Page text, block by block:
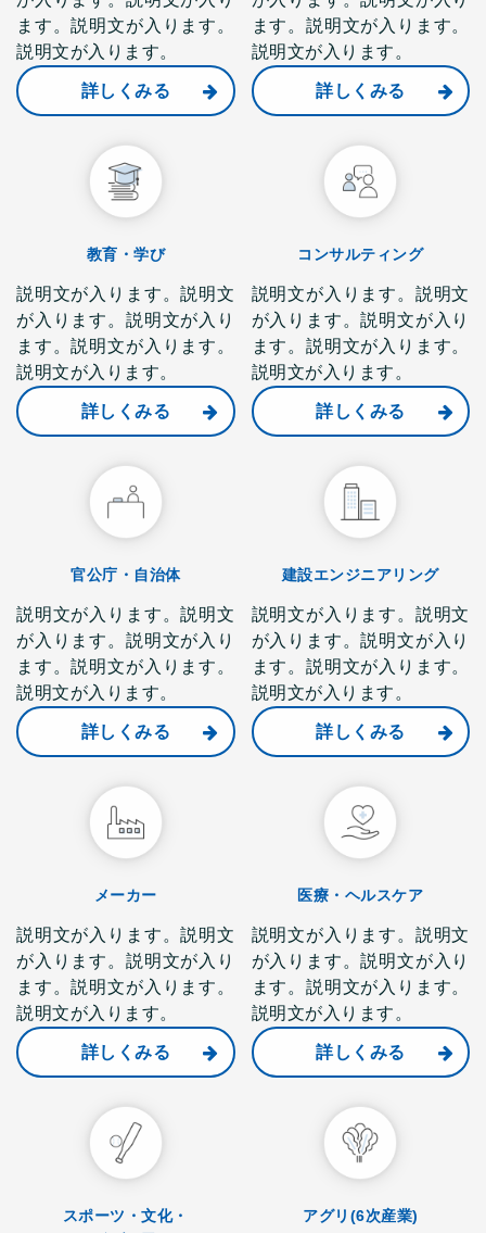
ます。説明文が入ります。
説明文が入ります。
詳しくみる
ます。説明文が入ります。
説明文が入ります。
詳しくみる
教育・学び
説明文が入ります。説明文
が入ります。説明文が入り
ます。説明文が入ります。
説明文が入ります。
詳しくみる
コンサルティング
説明文が入ります。説明文
が入ります。説明文が入り
ます。説明文が入ります。
説明文が入ります。
詳しくみる
官公庁・自治体
説明文が入ります。説明文
が入ります。説明文が入り
ます。説明文が入ります。
説明文が入ります。
詳しくみる
建設エンジニアリング
説明文が入ります。説明文
が入ります。説明文が入り
ます。説明文が入ります。
説明文が入ります。
詳しくみる
メーカー
説明文が入ります。説明文
が入ります。説明文が入り
ます。説明文が入ります。
説明文が入ります。
詳しくみる
医療・ヘルスケア
説明文が入ります。説明文
が入ります。説明文が入り
ます。説明文が入ります。
説明文が入ります。
詳しくみる
スポーツ・文化・
アグリ(6次産業)